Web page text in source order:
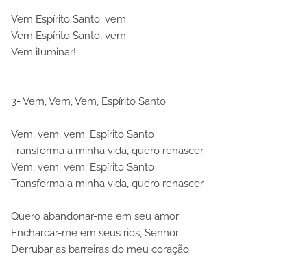
Vem Espírito Santo, vem
Vem Espírito Santo, vem
Vem iluminar!
3- Vem, Vem, Vem, Espírito Santo
Vem, vem, vem, Espírito Santo
Transforma a minha vida, quero renascer
Vem, vem, vem, Espírito Santo
Transforma a minha vida, quero renascer
Quero abandonar-me em seu amor
Encharcar-me em seus rios, Senhor
Derrubar as barreiras do meu coração